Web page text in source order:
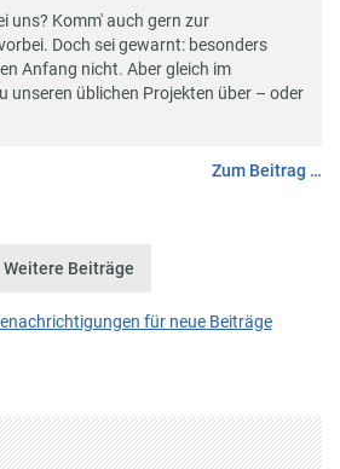
uns? Komm' auch gern zur
Doch sei gewarnt: besonders
Anfang nicht. Aber gleich im
unseren üblichen Projekten über – oder
Zum Beitrag …
Weitere Beiträge
für neue Beiträge